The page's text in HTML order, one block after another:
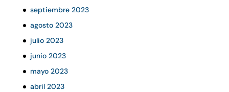
septiembre 2023
agosto 2023
julio 2023
junio 2023
mayo 2023
abril 2023